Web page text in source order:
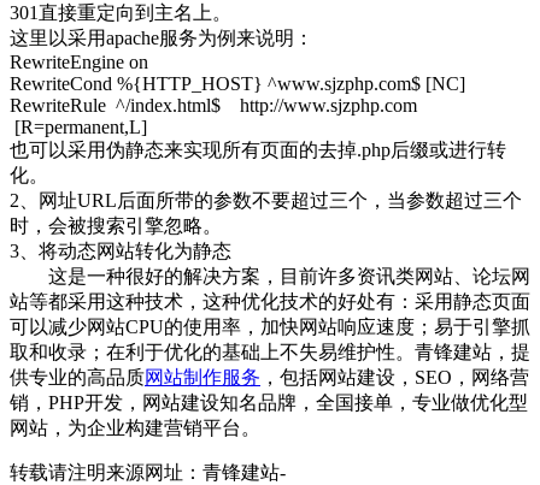
301直接重定向到主名上。
这里以采用apache服务为例来说明：
RewriteEngine on
RewriteCond %{HTTP_HOST} ^www.sjzphp.com$ [NC]
RewriteRule ^/index.html$ http://www.sjzphp.com
[R=permanent,L]
也可以采用伪静态来实现所有页面的去掉.php后缀或进行转
化。
2、网址URL后面所带的参数不要超过三个，当参数超过三个
时，会被搜索引擎忽略。
3、将动态网站转化为静态
这是一种很好的解决方案，目前许多资讯类网站、论坛网
站等都采用这种技术，这种优化技术的好处有：采用静态页面
可以减少网站CPU的使用率，加快网站响应速度；易于引擎抓
取和收录；在利于优化的基础上不失易维护性。青锋建站，提
供专业的高品质网站制作服务 ，包括网站建设，SEO，网络营
销，PHP开发，网站建设知名品牌，全国接单，专业做优化型
网站，为企业构建营销平台。
转载请注明来源网址：青锋建站-